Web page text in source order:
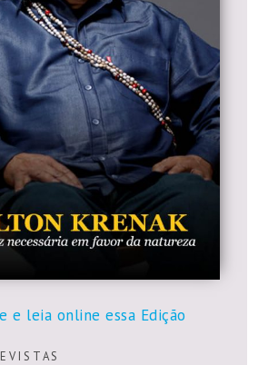
e leia online essa Edição
I S T A S